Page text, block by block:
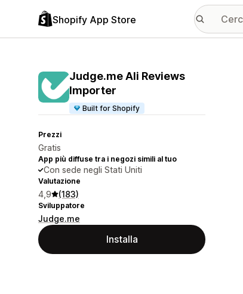
Shopify App Store
Judge.me Ali Reviews
Importer
Built for Shopify
Prezzi
Gratis
App più diffuse tra i negozi simili al tuo
Con sede negli Stati Uniti
Valutazione
4,9 (183)
Sviluppatore
Judge.me
Installa